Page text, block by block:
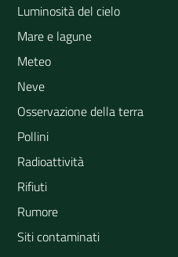
Luminosità del cielo
Mare e lagune
Meteo
Neve
Osservazione della terra
Pollini
Radioattività
Rifiuti
Rumore
Siti contaminati